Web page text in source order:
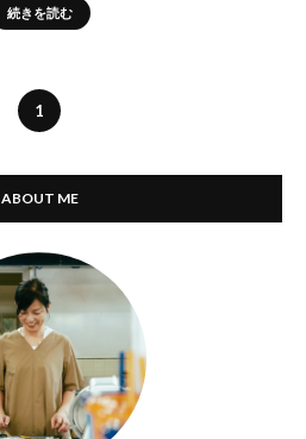
続きを読む
1
ABOUT ME